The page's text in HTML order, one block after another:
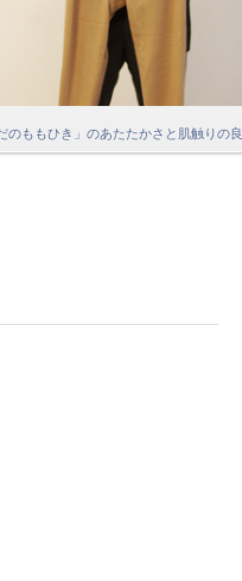
のももひき」のあたたかさと肌触りの